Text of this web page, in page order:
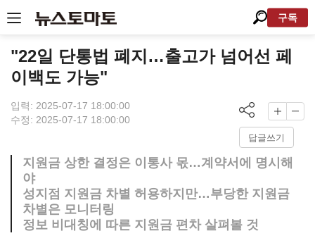
구독
"22일 단통법 폐지…출고가 넘어선 페
이백도 가능"
입력: 2025-07-17 18:00:00
수정: 2025-07-17 18:00:00
답글쓰기
지원금 상한 결정은 이통사 몫…계약서에 명시해
야
성지점 지원금 차별 허용하지만…부당한 지원금
차별은 모니터링
정보 비대칭에 따른 지원금 편차 살펴볼 것